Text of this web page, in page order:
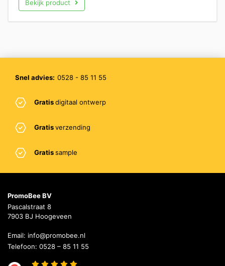
Bekijk product
Snel advies: 0528 - 85 11 55
Gratisdigitaal ontwerp
Gratisverzending
Gratissample
PromoBee BV
Pascalstraat 8
7903 BJ Hoogeveen
Email: info@promobee.nl
Telefoon: 0528 – 85 11 55